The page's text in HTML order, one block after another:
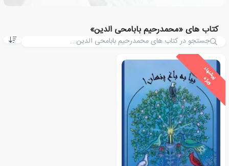
کتاب های «محمدرحیم بابامحی الدین»
پ
ی
ش
ن
ه
ا
د
و
ی
ژ
ه